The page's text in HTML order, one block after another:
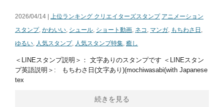
2026/04/14 | 上位ランキング クリエイターズスタンプ アニメーション
スタンプ, かわいい, シュール, ショート動画, ネコ , マンガ, もちわさ日 ,
ゆるい, 人気スタンプ, 人気スタンプ特集, 癒し
＜LINEスタンプ説明＞： 文字ありのスタンプです ＜LINEスタン
プ英語説明＞: もちわさ日(文字あり)(mochiwasabi(with Japanese
tex
続きを見る